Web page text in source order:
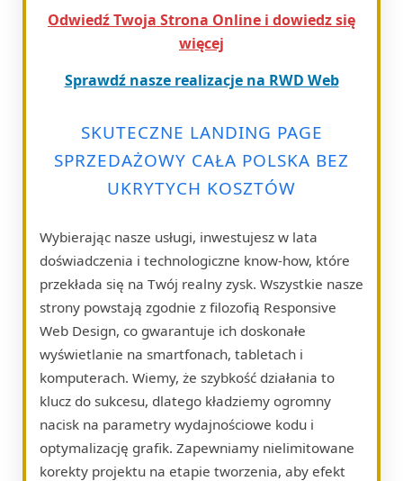
Odwiedź Twoja Strona Online i dowiedz się
więcej
Sprawdź nasze realizacje na RWD Web
SKUTECZNE LANDING PAGE
SPRZEDAŻOWY CAŁA POLSKA BEZ
UKRYTYCH KOSZTÓW
Wybierając nasze usługi, inwestujesz w lata
doświadczenia i technologiczne know-how, które
przekłada się na Twój realny zysk. Wszystkie nasze
strony powstają zgodnie z filozofią Responsive
Web Design, co gwarantuje ich doskonałe
wyświetlanie na smartfonach, tabletach i
komputerach. Wiemy, że szybkość działania to
klucz do sukcesu, dlatego kładziemy ogromny
nacisk na parametry wydajnościowe kodu i
optymalizację grafik. Zapewniamy nielimitowane
korekty projektu na etapie tworzenia, aby efekt